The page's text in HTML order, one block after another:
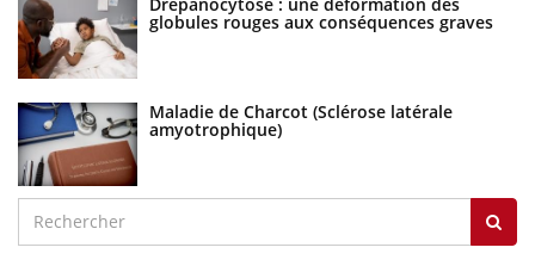
globules rouges aux conséquences graves
Maladie de Charcot (Sclérose latérale
amyotrophique)